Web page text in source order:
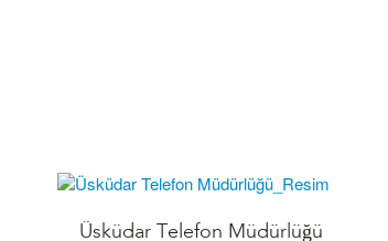
Üsküdar Telefon Müdürlüğü